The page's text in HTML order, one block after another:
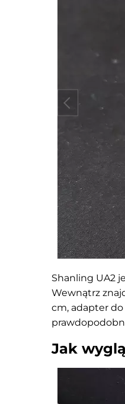
Shanling UA2
Wewnątrz
cm, adapter do
Jak